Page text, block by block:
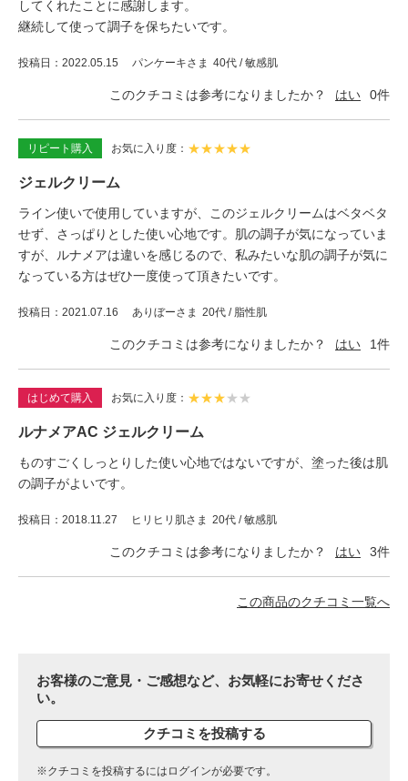
してくれたことに感謝します。
継続して使って調子を保ちたいです。
投稿日 2022.05.15 パンケーキさま 40代 / 敏感肌
このクチコミは参考になりましたか？ はい 0件
リピート購入 お気に入り度 ★★★★★
ジェルクリーム
ライン使いで使用していますが、このジェルクリームはベタベタ
せず、さっぱりとした使い心地です。肌の調子が気になっていま
すが、ルナメアは違いを感じるので、私みたいな肌の調子が気に
なっている方はぜひ一度使って頂きたいです。
投稿日 2021.07.16 ありぼーさま 20代 / 脂性肌
このクチコミは参考になりましたか？ はい 1件
はじめて購入 お気に入り度 ★★★★ ★
ルナメアAC ジェルクリーム
ものすごくしっとりした使い心地ではないですが、塗った後は肌
の調子がよいです。
投稿日 2018.11.27 ヒリヒリ肌さま 20代 / 敏感肌
このクチコミは参考になりましたか？ はい 3件
この商品のクチコミ一覧へ
お客様のご意見・ご感想など、お気軽にお寄せくださ
い。
クチコミを投稿する
※クチコミを投稿するにはログインが必要です。